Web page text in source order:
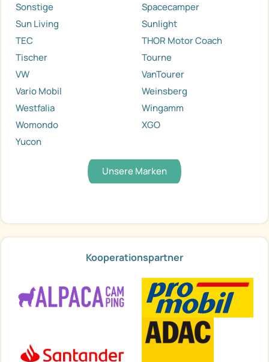
Sonstige
Spacecamper
Sun Living
Sunlight
TEC
THOR Motor Coach
Tischer
Tourne
VW
VanTourer
Vario Mobil
Weinsberg
Westfalia
Wingamm
Womondo
XGO
Yucon
Unsere Marken
Kooperationspartner